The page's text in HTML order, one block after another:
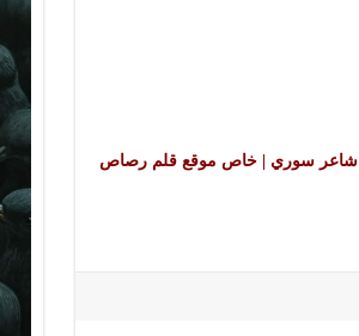
شاعر سوري | خاص موقع قلم رصاص